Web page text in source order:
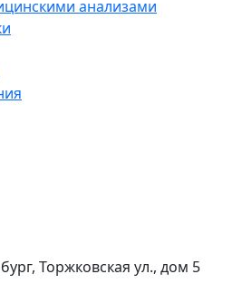
анализами
Торжковская ул., дом 5